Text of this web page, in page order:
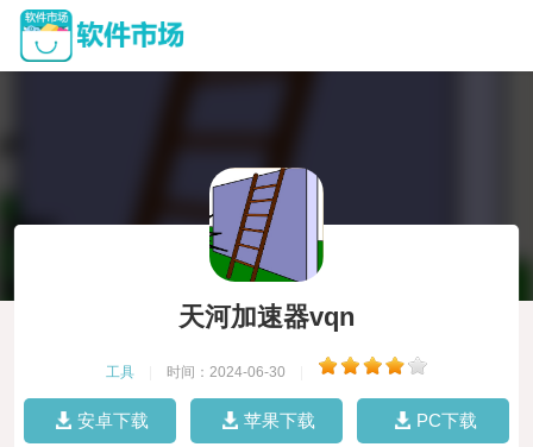
天河加速器vqn
工具 时间：2024-06-30
安卓下载 苹果下载 PC下载